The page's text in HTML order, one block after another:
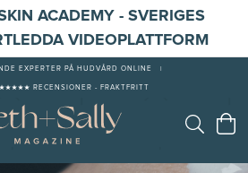
ACADEMY - SVERIGES
VIDEOPLATTFORM
EXPERTER PÅ HUDVÅRD ONLINE
RECENSIONER - FRAKTFRITT